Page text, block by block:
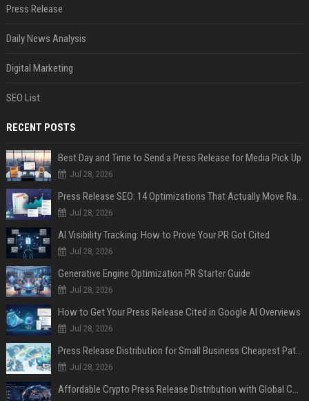
Press Release
Daily News Analysis
Digital Marketing
SEO List
RECENT POSTS
Best Day and Time to Send a Press Release for Media Pick Up
Jul 28, 2026
Press Release SEO: 14 Optimizations That Actually Move Rankings
Jul 28, 2026
AI Visibility Tracking: How to Prove Your PR Got Cited
Jul 28, 2026
Generative Engine Optimization PR Starter Guide
Jul 28, 2026
How to Get Your Press Release Cited in Google AI Overviews
Jul 28, 2026
Press Release Distribution for Small Business Cheapest Path to Real Coverage
Jul 28, 2026
Affordable Crypto Press Release Distribution with Global Coverage